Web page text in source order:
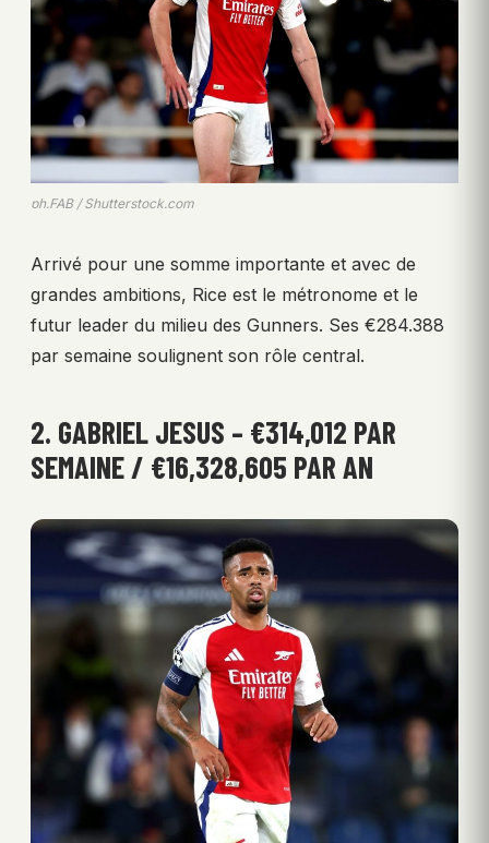
ph.FAB / Shutterstock.com
Arrivé pour une somme importante et avec de
grandes ambitions, Rice est le métronome et le
futur leader du milieu des Gunners. Ses €284.388
par semaine soulignent son rôle central.
2. GABRIEL JESUS – €314,012 PAR
SEMAINE / €16,328,605 PAR AN